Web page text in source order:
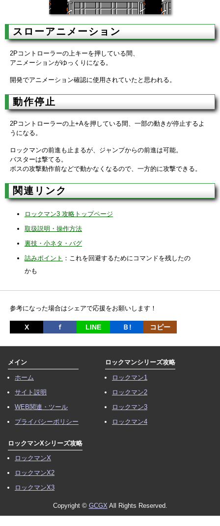
スローアニメーション
2Pコントローラーの上キーを押している間、
アニメーションがゆっくりになる。
開発でアニメーション確認に使用されていたと思われる。
動作停止
2Pコントローラーの上+Aを押している間、一部の動きが停止するよ
うになる。
ロックマンの前進も止まるが、ジャンプからの前進は可能。
バスターは撃てる。
ボスの攻撃動作前などで動かなくなるので、一方的に攻撃できる。
関連リンク
ロックマン3 攻略トップページ
取扱説明・操作方法
裏技・小ネタ・バグ
詰みポイント ：これを回避するためにコマンドを残したの
かも
参考になった場合はシェアで応援をお願いします！
X ｆ LINE Ｂ! コピー
メイン
ホーム
サイト説明
WEB関連・ツール
プライバシーポリシー
ロックマンシリーズ攻略
ロックマン1
ロックマン2
ロックマン3
ロックマン4
ロックマンXシリーズ攻略
ロックマンX
ロックマンX2
ロックマンX3
Copyright © GCGXAll Rights Reserved.